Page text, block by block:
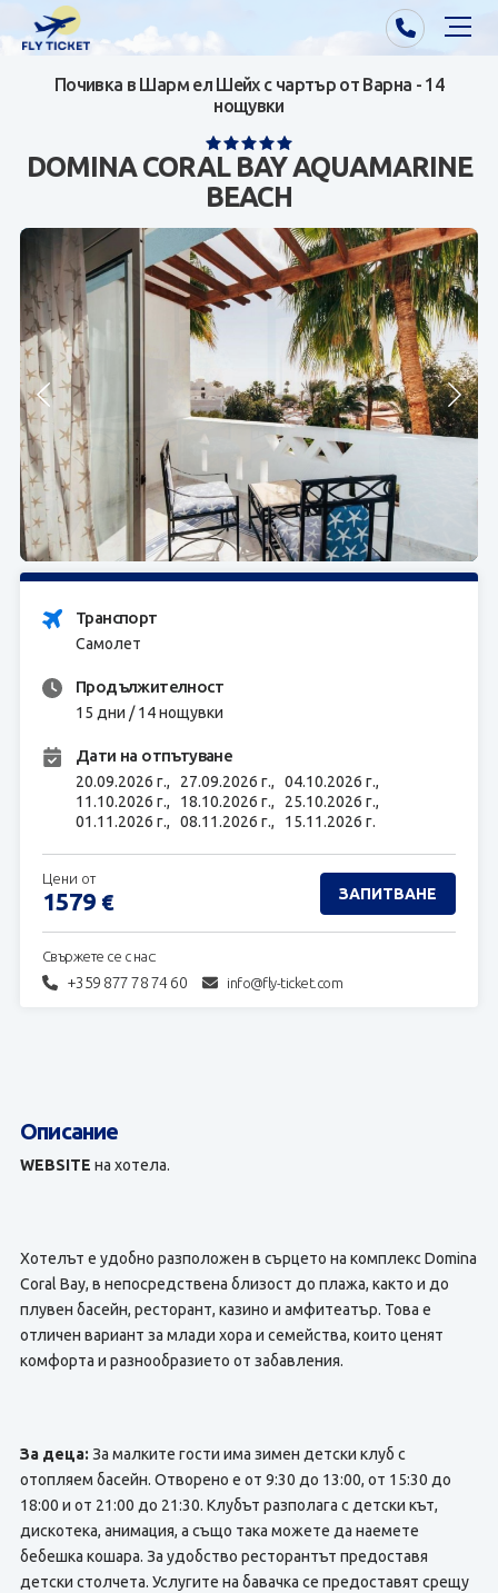
Почивки от Варна
Почивки от София/Пловдив/Бургас
Самолетни билети
Визи
Контакти
За нас
ЗАПИТВАНЕ
Почивка в Шарм ел Шейх с чартър от Варна - 14
нощувки
DOMINA CORAL BAY AQUAMARINE
BEACH
Транспорт
Самолет
Продължителност
15 дни / 14 нощувки
Дати на отпътуване
20.09.2026 г., 27.09.2026 г., 04.10.2026 г.,
11.10.2026 г., 18.10.2026 г., 25.10.2026 г.,
01.11.2026 г., 08.11.2026 г., 15.11.2026 г.
Свържете се с нас:
+359 877 78 74 60 info@fly-ticket.com
Цени от
1579 € ЗАПИТВАНЕ
Описание
WEBSITE на хотела.
Хотелът е удобно разположен в сърцето на комплекс Domina
Coral Bay, в непосредствена близост до плажа, както и до
плувен басейн, ресторант, казино и амфитеатър. Това е
отличен вариант за млади хора и семейства, които ценят
комфорта и разнообразието от забавления.
За деца: За малките гости има зимен детски клуб с
отопляем басейн. Отворено е от 9:30 до 13:00, от 15:30 до
18:00 и от 21:00 до 21:30. Клубът разполага с детски кът,
дискотека, анимация, а също така можете да наемете
бебешка кошара. За удобство ресторантът предоставя
детски столчета. Услугите на бавачка се предоставят срещу